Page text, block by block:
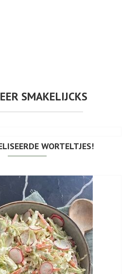
SMAKELIJCKS
WORTELTJES!